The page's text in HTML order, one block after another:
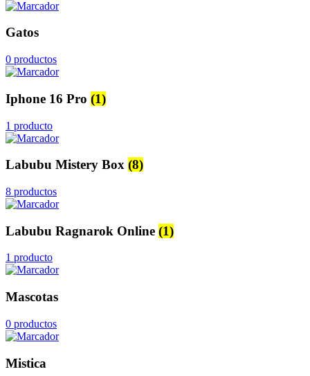
Gatos
0 productos
Iphone 16 Pro (1)
1 producto
Labubu Mistery Box (8)
8 productos
Labubu Ragnarok Online (1)
1 producto
Mascotas
0 productos
Mistica